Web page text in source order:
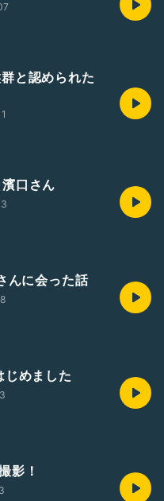
と認められた
口さん
んに会った話
めました
影！